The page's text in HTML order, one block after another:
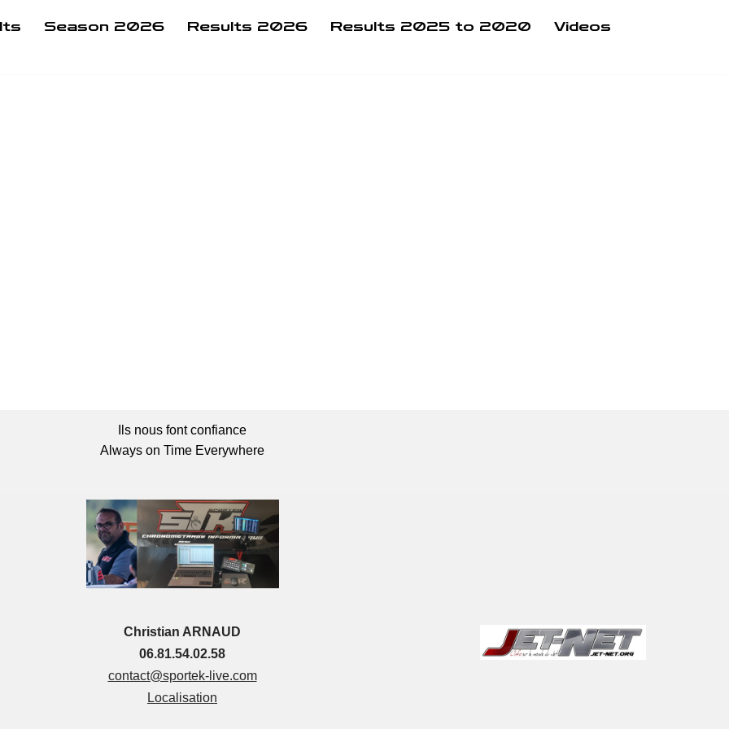
Season 2026 Results 2026 Results 2025 to 2020
Videos
Ils nous font confiance
Always on Time Everywhere
Christian ARNAUD
06.81.54.02.58
contact@sportek-live.com
Localisation